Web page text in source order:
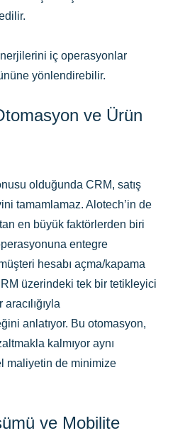
iç operasyonlar
yönlendirebilir.
ve Ürün
olduğunda CRM, satış
tamamlamaz. Alotech’in de
en büyük faktörlerden biri
entegre
hesabı açma/kapama
üzerindeki tek bir tetikleyici
anlatıyor. Bu otomasyon,
kalmıyor aynı
maliyetin de minimize
ve Mobilite